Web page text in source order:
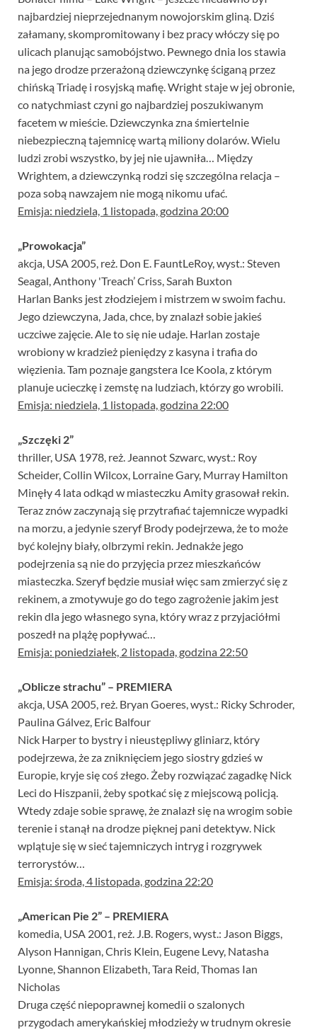
najbardziej nieprzejednanym nowojorskim gliną. Dziś
załamany, skompromitowany i bez pracy włóczy się po
ulicach planując samobójstwo. Pewnego dnia los stawia
na jego drodze przerażoną dziewczynkę ściganą przez
chińską Triadę i rosyjską mafię. Wright staje w jej obronie,
co natychmiast czyni go najbardziej poszukiwanym
facetem w mieście. Dziewczynka zna śmiertelnie
niebezpieczną tajemnicę wartą miliony dolarów. Wielu
ludzi zrobi wszystko, by jej nie ujawniła… Między
Wrightem, a dziewczynką rodzi się szczególna relacja –
poza sobą nawzajem nie mogą nikomu ufać.
Emisja: niedziela, 1 listopada, godzina 20:00
„Prowokacja”
akcja, USA 2005, reż. Don E. FauntLeRoy, wyst.: Steven
Seagal, Anthony 'Treach’ Criss, Sarah Buxton
Harlan Banks jest złodziejem i mistrzem w swoim fachu.
Jego dziewczyna, Jada, chce, by znalazł sobie jakieś
uczciwe zajęcie. Ale to się nie udaje. Harlan zostaje
wrobiony w kradzież pieniędzy z kasyna i trafia do
więzienia. Tam poznaje gangstera Ice Koola, z którym
planuje ucieczkę i zemstę na ludziach, którzy go wrobili.
Emisja: niedziela, 1 listopada, godzina 22:00
„Szczęki 2”
thriller, USA 1978, reż. Jeannot Szwarc, wyst.: Roy
Scheider, Collin Wilcox, Lorraine Gary, Murray Hamilton
Minęły 4 lata odkąd w miasteczku Amity grasował rekin.
Teraz znów zaczynają się przytrafiać tajemnicze wypadki
na morzu, a jedynie szeryf Brody podejrzewa, że to może
być kolejny biały, olbrzymi rekin. Jednakże jego
podejrzenia są nie do przyjęcia przez mieszkańców
miasteczka. Szeryf będzie musiał więc sam zmierzyć się z
rekinem, a zmotywuje go do tego zagrożenie jakim jest
rekin dla jego własnego syna, który wraz z przyjaciółmi
poszedł na plążę popływać…
Emisja: poniedziałek, 2 listopada, godzina 22:50
„Oblicze strachu” – PREMIERA
akcja, USA 2005, reż. Bryan Goeres, wyst.: Ricky Schroder,
Paulina Gálvez, Eric Balfour
Nick Harper to bystry i nieustępliwy gliniarz, który
podejrzewa, że za zniknięciem jego siostry gdzieś w
Europie, kryje się coś złego. Żeby rozwiązać zagadkę Nick
Leci do Hiszpanii, żeby spotkać się z miejscową policją.
Wtedy zdaje sobie sprawę, że znalazł się na wrogim sobie
terenie i stanął na drodze pięknej pani detektyw. Nick
wplątuje się w sieć tajemniczych intryg i rozgrywek
terrorystów…
Emisja: środa, 4 listopada, godzina 22:20
„American Pie 2” – PREMIERA
komedia, USA 2001, reż. J.B. Rogers, wyst.: Jason Biggs,
Alyson Hannigan, Chris Klein, Eugene Levy, Natasha
Lyonne, Shannon Elizabeth, Tara Reid, Thomas Ian
Nicholas
Druga część niepoprawnej komedii o szalonych
przygodach amerykańskiej młodzieży w trudnym okresie